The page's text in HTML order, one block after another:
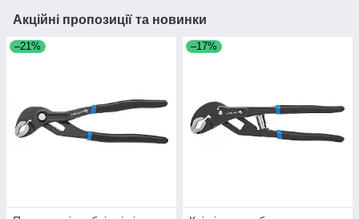
Акційні пропозиції та новинки
–21% –17%